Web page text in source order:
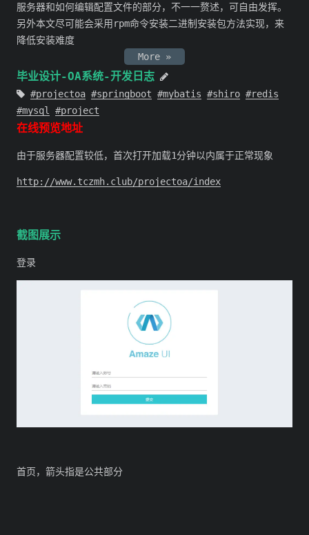
服务器和如何编辑配置文件的部分，不一一赘述，可自由发挥。
另外本文尽可能会采用rpm命令安装二进制安装包方法实现，来
降低安装难度
More »
毕业设计-OA系统-开发日志
projectoa springboot mybatis shiro
redis
mysql
project
在线预览地址
由于服务器配置较低，首次打开加载1分钟以内属于正常现象
http://www.tczmh.club/projectoa/index
截图展示
登录
首页，箭头指是公共部分